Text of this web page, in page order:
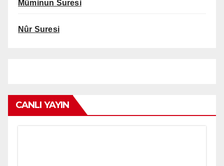
Müminun Suresi
Nûr Suresi
CANLI YAYIN